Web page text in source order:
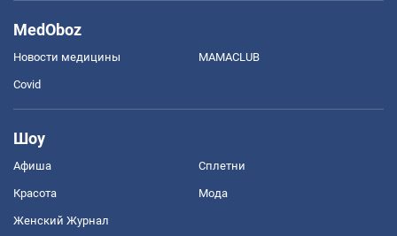
MedOboz
Новости медицины MAMACLUB
Covid
Шоу
Афиша Сплетни
Красота Мода
Женский Журнал